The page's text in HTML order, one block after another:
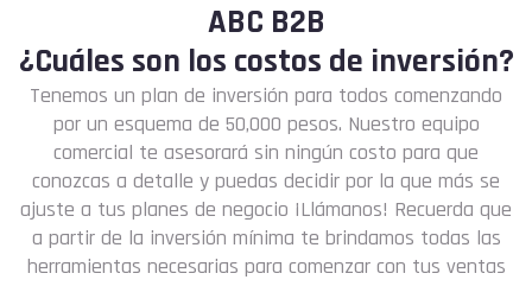
ABC B2B
¿Cuáles son los costos de inversión?
Tenemos un plan de inversión para todos comenzando
por un esquema de 50,000 pesos. Nuestro equipo
comercial te asesorará sin ningún costo para que
conozcas a detalle y puedas decidir por la que más se
ajuste a tus planes de negocio ¡Llámanos! Recuerda que
a partir de la inversión mínima te brindamos todas las
herramientas necesarias para comenzar con tus ventas